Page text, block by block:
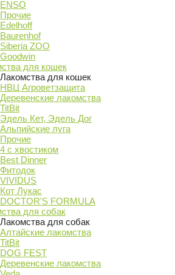
ENSO
Прочие
Edelhoff
Baurenhof
Siberia ZOO
Goodwin
для кошек
Лакомства для кошек
НВЦ Агроветзащита
Деревенские лакомства
TitBit
Эдель Кет, Эдель Дог
Альпийские луга
Прочие
4 с хвостиком
Best Dinner
Фитодок
VIVIDUS
Кот Лукас
DOCTOR'S FORMULA
для собак
Лакомства для собак
Алтайские лакомства
TitBit
DOG FEST
Деревенские лакомства